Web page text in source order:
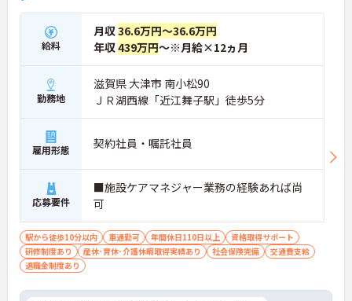
給料
月収36.6万円～36.6万円
年収439万円～※月給×12ヵ月
勤務地
滋賀県 大津市 南小松90
ＪＲ湖西線「近江舞子駅」徒歩5分
雇用形態 契約社員・嘱託社員
応募要件
■施設ケアマネジャー業務の経験あれば尚
可
駅から徒歩10分以内 車通勤可 年間休日110日以上
資格取得サポート
研修制度あり
産休･育休･介護休暇取得実績あり 社会保険完備
交通費支給
退職金制度あり